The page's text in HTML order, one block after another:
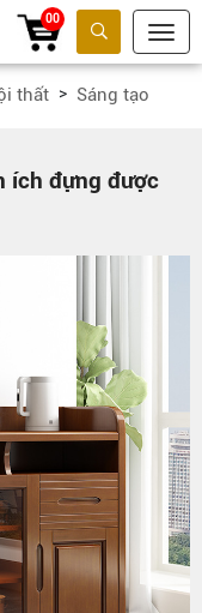
Tìm kiếm
00
thất Sáng tạo
ích đựng được